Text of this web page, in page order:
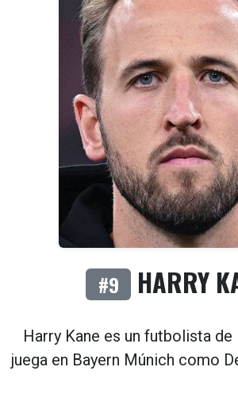
#9 HARRY
Harry Kane es un futbolista de
juega en Bayern Múnich como